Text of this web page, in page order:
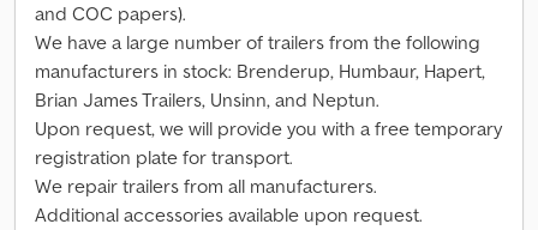
and COC papers).
We have a large number of trailers from the following
manufacturers in stock: Brenderup, Humbaur, Hapert,
Brian James Trailers, Unsinn, and Neptun.
Upon request, we will provide you with a free temporary
registration plate for transport.
We repair trailers from all manufacturers.
Additional accessories available upon request.